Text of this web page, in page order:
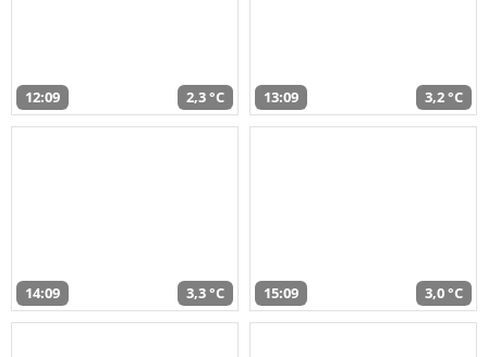
12:09 2,3 °C 13:09 3,2 °C
14:09 3,3 °C 15:09 3,0 °C